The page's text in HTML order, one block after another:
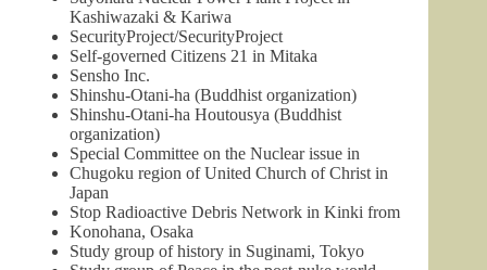
Kashiwazaki & Kariwa
SecurityProject/SecurityProject
Self-governed Citizens 21 in Mitaka
Sensho Inc.
Shinshu-Otani-ha (Buddhist organization)
Shinshu-Otani-ha Houtousya (Buddhist
organization)
Special Committee on the Nuclear issue in
Chugoku region of United Church of Christ in
Japan
Stop Radioactive Debris Network in Kinki from
Konohana, Osaka
Study group of history in Suginami, Tokyo